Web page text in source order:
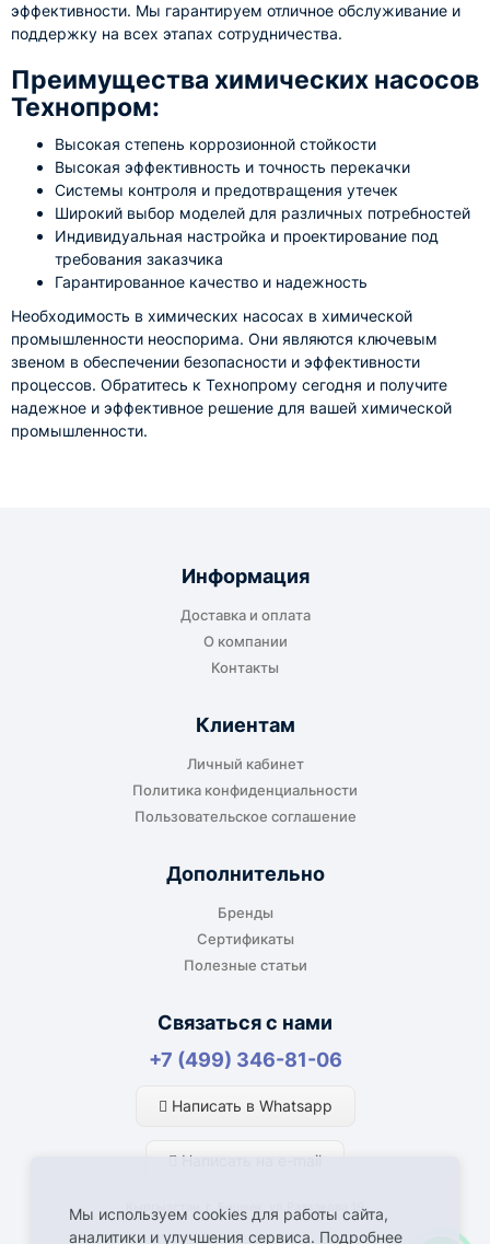
эффективности. Мы гарантируем отличное обслуживание и
поддержку на всех этапах сотрудничества.
Преимущества химических насосов
Технопром:
Высокая степень коррозионной стойкости
Высокая эффективность и точность перекачки
Системы контроля и предотвращения утечек
Широкий выбор моделей для различных потребностей
Индивидуальная настройка и проектирование под
требования заказчика
Гарантированное качество и надежность
Необходимость в химических насосах в химической
промышленности неоспорима. Они являются ключевым
звеном в обеспечении безопасности и эффективности
процессов. Обратитесь к Технопрому сегодня и получите
надежное и эффективное решение для вашей химической
промышленности.
Информация
Доставка и оплата
О компании
Контакты
Клиентам
Личный кабинет
Политика конфиденциальности
Пользовательское соглашение
Дополнительно
Бренды
Сертификаты
Полезные статьи
Связаться с нами
+7 (499) 346-81-06
Написать в Whatsapp
Написать на e-mail
Кыргызстан, г. Бишкек, ул.Раззакова 19
Мы используем cookies для работы сайта,
аналитики и улучшения сервиса. Подробнее